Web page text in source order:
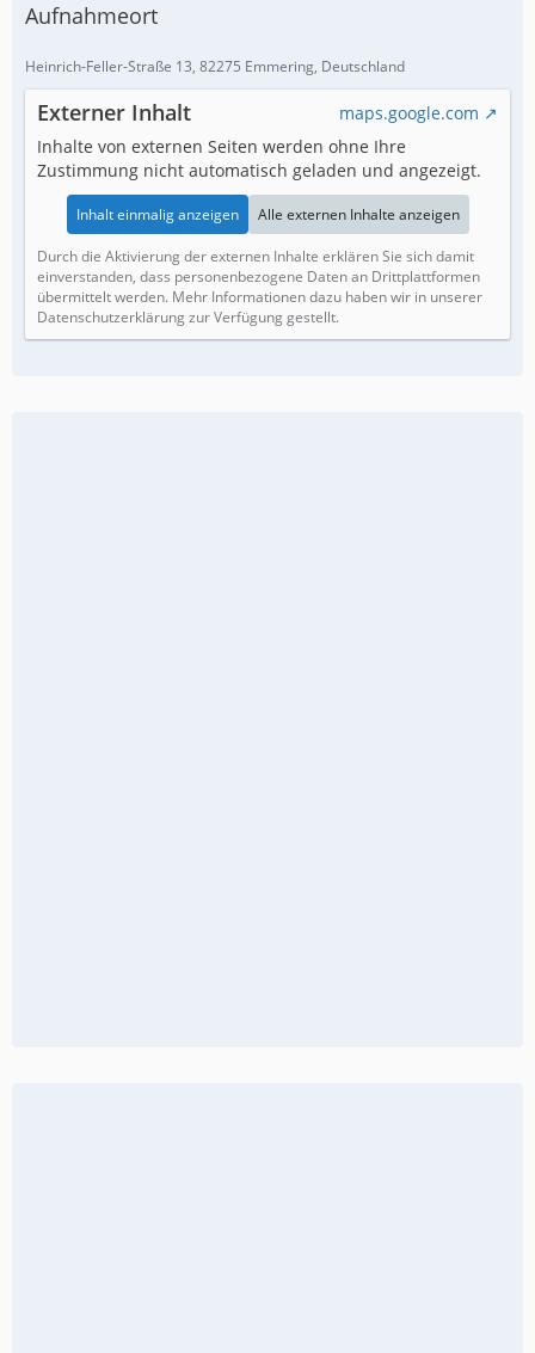
Aufnahmeort
Heinrich-Feller-Straße 13, 82275 Emmering, Deutschland
Externer Inhalt
maps.google.com
Inhalte von externen Seiten werden ohne Ihre
Zustimmung nicht automatisch geladen und angezeigt.
Inhalt einmalig anzeigen Alle externen Inhalte anzeigen
Durch die Aktivierung der externen Inhalte erklären Sie sich damit
einverstanden, dass personenbezogene Daten an Drittplattformen
übermittelt werden. Mehr Informationen dazu haben wir in unserer
Datenschutzerklärung zur Verfügung gestellt.